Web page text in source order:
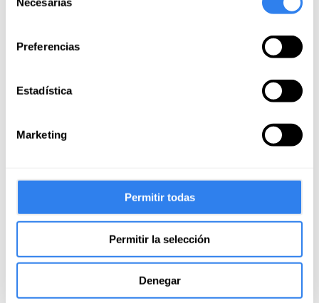
Preferencias
Estadística
Marketing
Permitir todas
Permitir la selección
Denegar